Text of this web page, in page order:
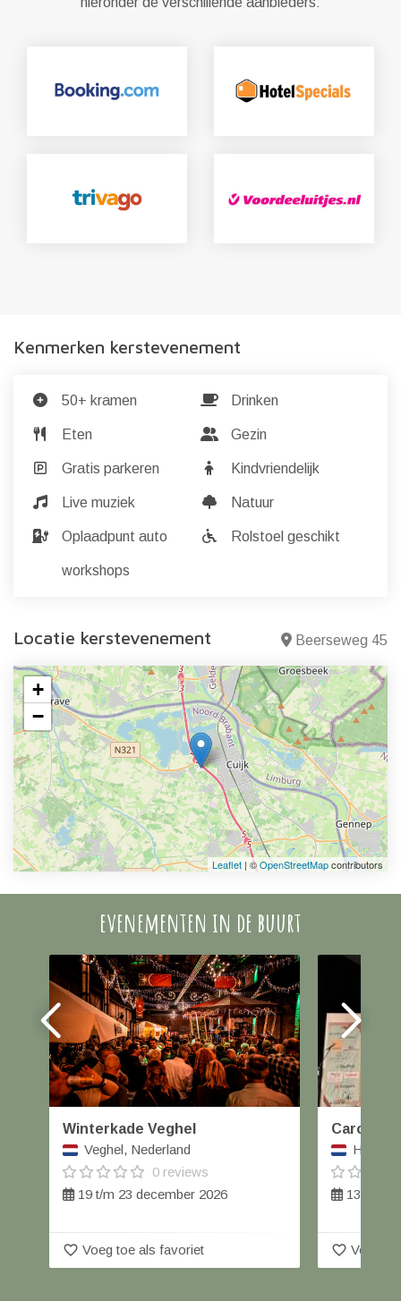
Kenmerken kerstevenement
50+ kramen Drinken
Eten Gezin
Gratis parkeren Kindvriendelijk
Live muziek Natuur
Oplaadpunt auto Rolstoel geschikt
workshops
Locatie kerstevenement Beerseweg 45
+
−
Leaflet | ©OpenStreetMapcontributors
evenementen in de buurt
Winterkade Veghel
Veghel, Nederland
0 reviews
19 t/m 23 december 2026
favorite_border Voeg toe als favoriet
Carolus
13
favorite_border Voeg